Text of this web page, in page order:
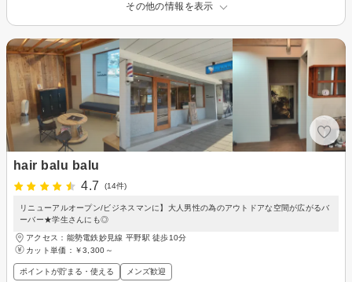
その他の情報を表示
hair balu balu
4.7
(14件)
リニューアルオープン/ビジネスマンに】大人男性の為のアウトドアな空間が広がるバ
ーバー★学生さんにも◎
アクセス：能勢電鉄妙見線 平野駅 徒歩10分
カット単価： ￥3,300～
ポイントが貯まる・使える メンズ歓迎